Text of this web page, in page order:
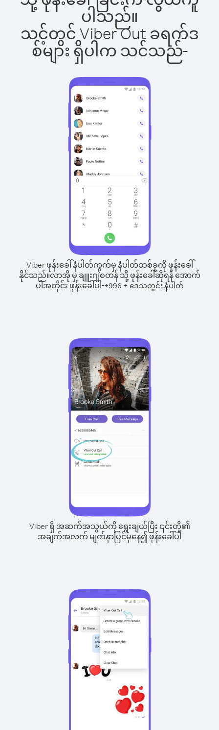
ပါသည်။
သင့်တွင် Viber Out ခရက်ဒ
စ်များ ရှိပါက သင်သည်-
Viber ဖုန်းခေါ်နံပါတ်ကွက်မှ နံပါတ်တစ်ခုကို ဖုန်းခေါ်
နိုင်သည်။လာအို မှ ချူးဂျဲစတန် သို့ ဖုန်းခေါ်ဆိုရန် အောက်
ပါအတိုင်း ဖုန်းခေါ်ပါ-+996 + ဒေသတွင်း နံပါတ်
Viber ရှိ အဆက်အသွယ်ကို ရွေးချယ်ပြီး ၎င်းတို့၏
အချက်အလက် မျက်နှာပြင်မှနေ၍ ဖုန်းခေါ်ပါ